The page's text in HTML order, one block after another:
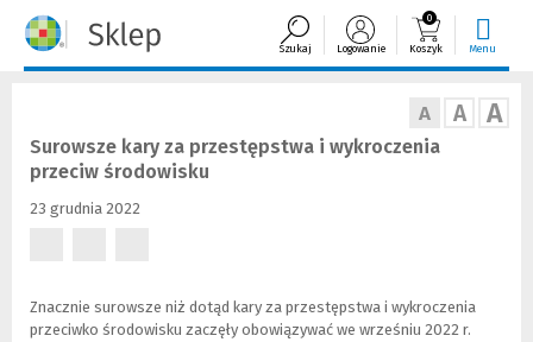
Szukaj Logowanie
0
Koszyk Menu
A A A
Surowsze kary za przestępstwa i wykroczenia
przeciw środowisku
23 grudnia 2022
Znacznie surowsze niż dotąd kary za przestępstwa i wykroczenia
przeciwko środowisku zaczęły obowiązywać we wrześniu 2022 r.